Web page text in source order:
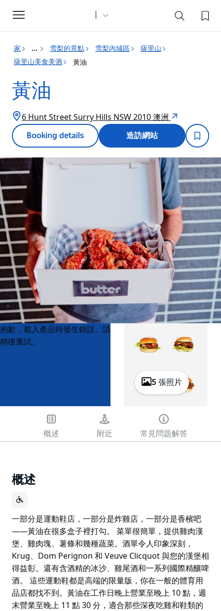
Toggle
navigation
家 ... 雪梨的景點 雪梨內城區
薩里山
薩里山美食美酒
黃油
黃油
6 Hunt Street Surry Hills NSW 2010 澳洲
Booking details 造訪網站
5 張照片
Product
List
Product
List
抱歉，載入產品時發生錯誤。請
稍後重試。
概述 附近 常見問題解答
概述
一部分是運動鞋店，一部分是炸雞店，一部分是香檳吧
——黃油在很多盒子裡打勾。 菜單很簡單，提供雞肉漢
堡、雞肉塊、薯條和幾種蔬菜。酒單令人印象深刻，
Krug、Dom Perignon 和 Veuve Clicquot 與您的漢堡相
得益彰。還有含酒精的冰沙、雞尾酒和一系列國際精釀啤
酒。 這些運動鞋都是高端的限量版，你在一般的體育用
品店都找不到。黃油在工作日晚上營業至晚上 10 點，週
末營業至晚上 11 點 30 分，適合那些深夜吃雞和鞋類的